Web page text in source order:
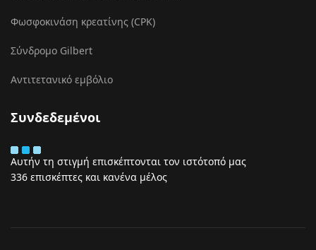
Φωσφοκινάση κρεατίνης (CPK)
Σύνδρομο Gilbert
Αντιτετανικό εμβόλιο
Συνδεδεμένοι
Αυτήν τη στιγμή επισκέπτονται τον ιστότοπό μας
336 επισκέπτες και κανένα μέλος